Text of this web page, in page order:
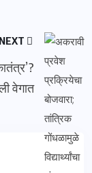
NEXT
वेगात